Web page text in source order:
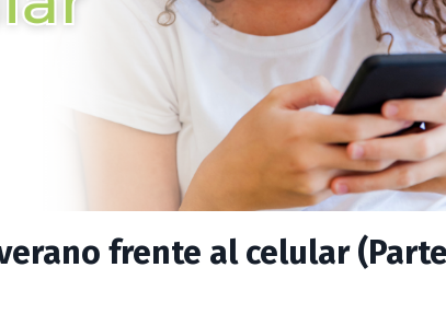
frente al celular